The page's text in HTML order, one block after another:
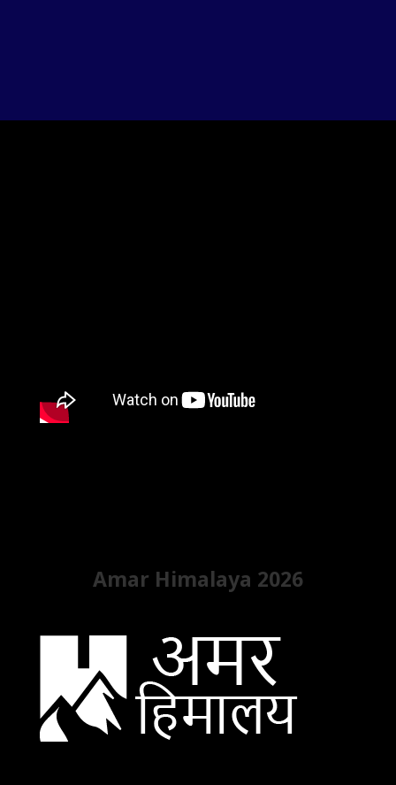
Amar Himalaya 2026